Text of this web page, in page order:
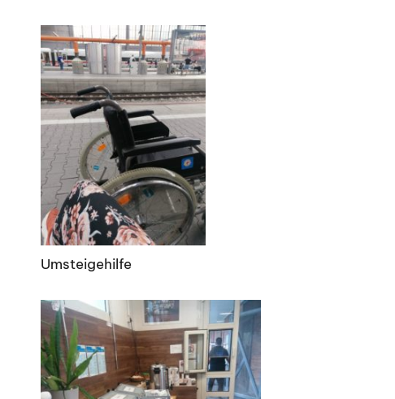
Umsteigehilfe